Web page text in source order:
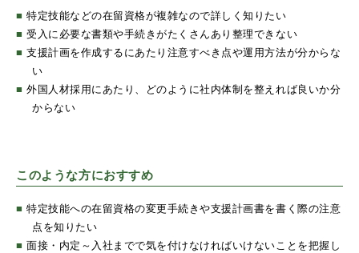
■特定技能などの在留資格が複雑なので詳しく知りたい
■受入に必要な書類や手続きがたくさんあり整理できない
■支援計画を作成するにあたり注意すべき点や運用方法が分からな
い
■外国人材採用にあたり、どのように社内体制を整えれば良いか分
からない
このような方におすすめ
■特定技能への在留資格の変更手続きや支援計画書を書く際の注意
点を知りたい
■面接・内定～入社までで気を付けなければいけないことを把握し